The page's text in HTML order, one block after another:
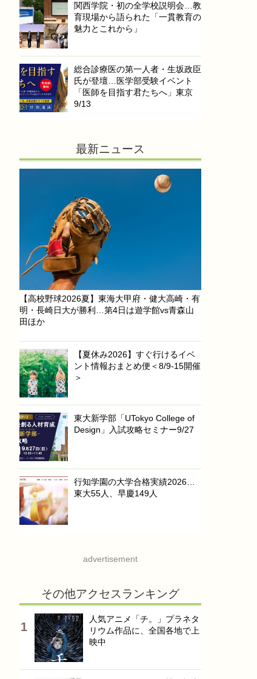
関西学院・初の全学校説明会…教
育現場から語られた「一貫教育の
魅力とこれから」
総合診療医の第一人者・生坂政臣
氏が登壇…医学部受験イベント
「医師を目指す君たちへ」東京
9/13
最新ニュース
【高校野球2026夏】東海大甲府・健大高崎・有
明・長崎日大が勝利…第4日は遊学館vs青森山
田ほか
【夏休み2026】すぐ行けるイベ
ント情報おまとめ便＜8/9-15開催
＞
東大新学部「UTokyo College of
Design」入試攻略セミナー9/27
行知学園の大学合格実績2026…
東大55人、早慶149人
advertisement
その他アクセスランキング
人気アニメ「チ。」プラネタ
リウム作品に、全国各地で上
映中